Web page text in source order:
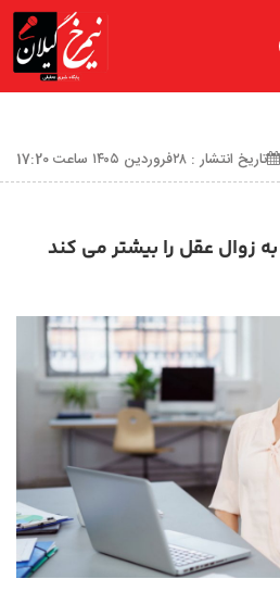
تاریخ انتشار : ۲۸فروردین ۱۴۰۵ ساعت 17:20
زوال عقل را بیشتر می کند